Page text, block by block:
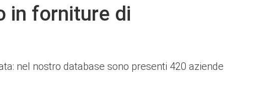
in forniture di
nel nostro database sono presenti 420 aziende